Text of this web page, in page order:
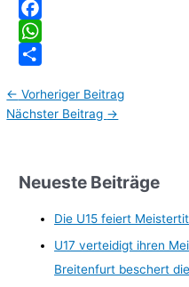
Facebook
WhatsApp
← Vorheriger Beitrag
Nächster Beitrag →
Neueste Beiträge
Die U15 feiert
U17 verteidigt ihren
Breitenfurt beschert